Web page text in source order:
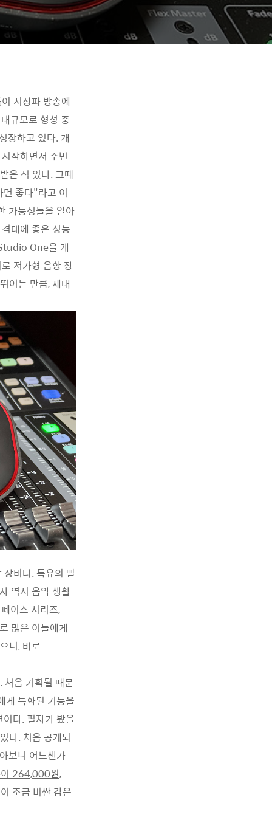
지상파 방송에
규모로 형성 중
장하고 있다. 개
작하면서 주변
은 적 있다. 그때
좋다"라고 이
가능성들을 알아
대에 좋은 성능
One을 개
저가형 음향 장
어든 만큼, 제대
비다. 특유의 빨
역시 음악 생활
이스 시리즈,
많은 이들에게
니, 바로
음 기획될 때문
게 특화된 기능을
다. 필자가 봤을
다. 처음 공개되
보니 어느샌가
264,000원,
조금 비싼 감은